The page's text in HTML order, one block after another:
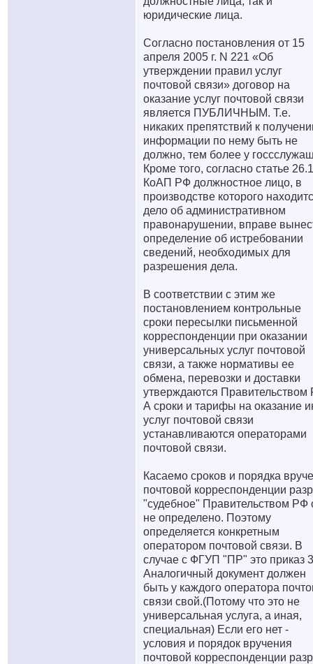
юридические лица.
Согласно постановления от 15
апреля 2005 г. N 221 «Об
утверждении правил услуг
почтовой связи» договор на
оказание услуг почтовой связи
является ПУБЛИЧНЫМ. Т.е.
никаких препятствий к
информации по нему быть не
должно, тем более у
Кроме того, согласно статье
КоАП РФ должностное лицо, в
производстве которого
дело об административном
правонарушении, вправе
определение об истребовании
сведений, необходимых для
разрешения дела.
В соответствии с этим же
постановлением контрольные
сроки пересылки письменной
корреспонденции при оказании
универсальных услуг почтовой
связи, а также нормативы ее
обмена, перевозки и доставки
утверждаются Правительством
А сроки и тарифы на оказание
услуг почтовой связи
устанавливаются операторами
почтовой связи.
Касаемо сроков и порядка
почтовой корреспонденции
"судебное" Правительством РФ
не определено. Поэтому
определяется конкретным
оператором почтовой связи. В
случае с ФГУП "ПР" это приказ
Аналогичный документ должен
быть у каждого оператора
связи свой.(Потому что это не
универсальная услуга, а иная,
специальная) Если его нет -
условия и порядок вручения
почтовой корреспонденции